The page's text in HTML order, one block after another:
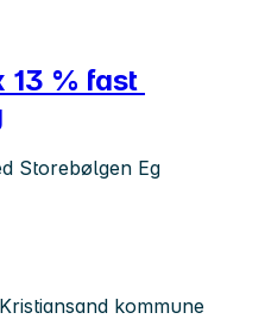
% fast
Storebølgen Eg
kommune